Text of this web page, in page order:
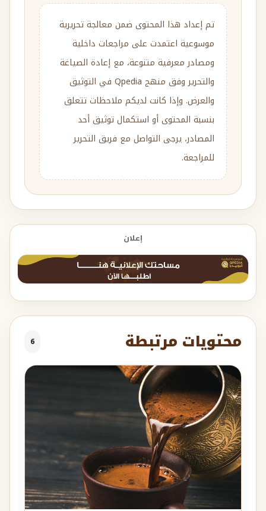
تم إعداد هذا المحتوى ضمن معالجة تحريرية
موسوعية اعتمدت على مراجعات داخلية
ومصادر معرفية متنوعة، مع إعادة الصياغة
والتحرير وفق منهج Qpedia في التوثيق
والعرض. وإذا كانت لديكم ملاحظات تتعلق
بنسبة المحتوى أو استكمال توثيق أحد
المصادر، يرجى التواصل مع فريق التحرير
للمراجعة.
إعلان
محتويات مرتبطة 6